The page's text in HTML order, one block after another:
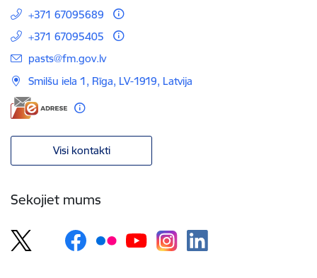
+371 67095689
+371 67095405
E-pasts:
pasts@fm.gov.lv
Smilšu iela 1, Rīga, LV-1919, Latvija
Visi kontakti
Sekojiet mums